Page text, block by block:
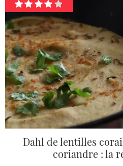
Dahl de lentilles
coriandre : la